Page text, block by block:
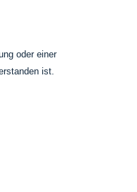
oder einer
ist.